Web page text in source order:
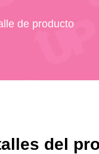
de producto
del